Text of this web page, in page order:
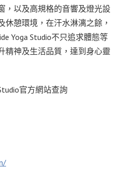
，以及高規格的音響及燈光設
憩環境，在汗水淋漓之餘，
Yoga Studio不只追求體態等
精神及生活品質，達到身心靈
官方網站查詢